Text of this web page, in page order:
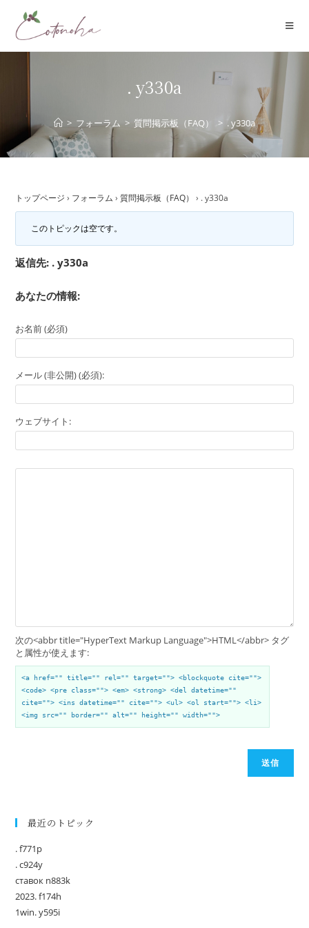
. y330a
> フォーラム > 質問掲示板（FAQ） > . y330a
トップページ › フォーラム › 質問掲示板（FAQ） › . y330a
このトピックは空です。
返信先: . y330a
あなたの情報:
お名前 (必須)
メール (非公開) (必須):
ウェブサイト:
次の<abbr title="HyperText Markup Language">HTML</abbr> タグ
と属性が使えます:
<a href="" title="" rel="" target=""> <blockquote cite="">
<code> <pre class=""> <em> <strong> <del datetime=""
cite=""> <ins datetime="" cite=""> <ul> <ol start=""> <li>
<img src="" border="" alt="" height="" width="">
送信
最近のトピック
. f771p
. c924y
ставок n883k
2023. f174h
1win. y595i